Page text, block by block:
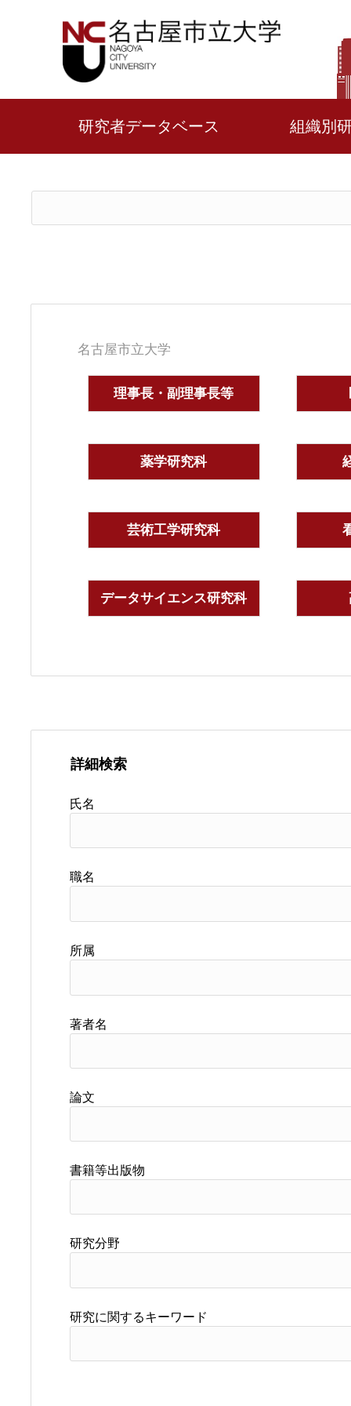
研究者データベース 組織別
名古屋市立大学
理事長・副理事長等
薬学研究科
芸術工学研究科
データサイエンス研究科
詳細検索
氏名
職名
所属
著者名
論文
書籍等出版物
研究分野
研究に関するキーワード